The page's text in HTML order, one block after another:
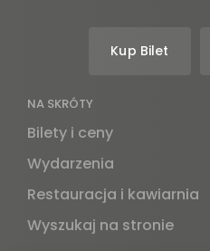
Kup Bilet
NA SKRÓTY
Bilety i ceny
Wydarzenia
Restauracja i kawiarnia
Wyszukaj na stronie